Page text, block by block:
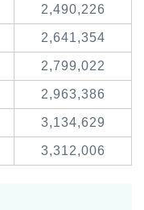
2,490,226
2,641,354
2,799,022
2,963,386
3,134,629
3,312,006